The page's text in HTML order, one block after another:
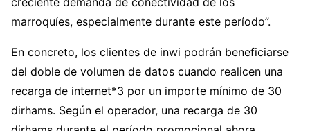
marroquíes, especialmente durante este período”.
En concreto, los clientes de inwi podrán beneficiarse
del doble de volumen de datos cuando realicen una
recarga de internet*3 por un importe mínimo de 30
dirhams. Según el operador, una recarga de 30